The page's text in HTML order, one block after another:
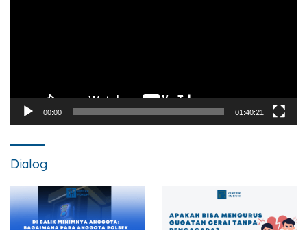
00:00 01:40:21
Dialog